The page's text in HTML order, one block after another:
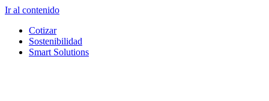
Ir al contenido
Cotizar
Sostenibilidad
Smart Solutions